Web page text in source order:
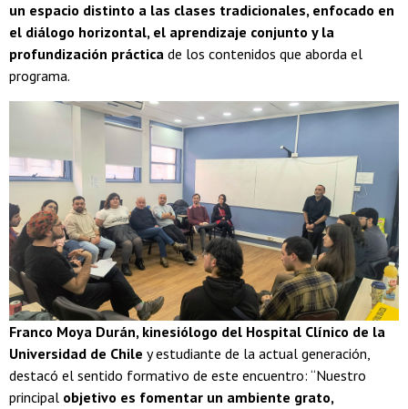
un espacio distinto a las clases tradicionales, enfocado en
el diálogo horizontal, el aprendizaje conjunto y la
profundización práctica de los contenidos que aborda el
programa.
Franco Moya Durán, kinesiólogo del Hospital Clínico de la
Universidad de Chile y estudiante de la actual generación,
destacó el sentido formativo de este encuentro: “Nuestro
principal objetivo es fomentar un ambiente grato,